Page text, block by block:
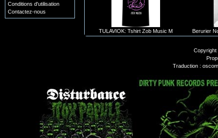
TULAVIOK: Tshirt Zob Music M Berurier
Conditions d'utilisation
Contactez-nous
Traduction :